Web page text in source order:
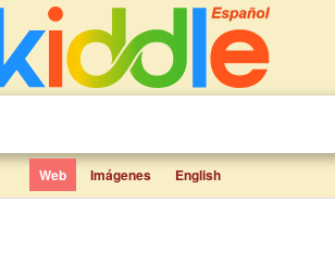
Web Imágenes English